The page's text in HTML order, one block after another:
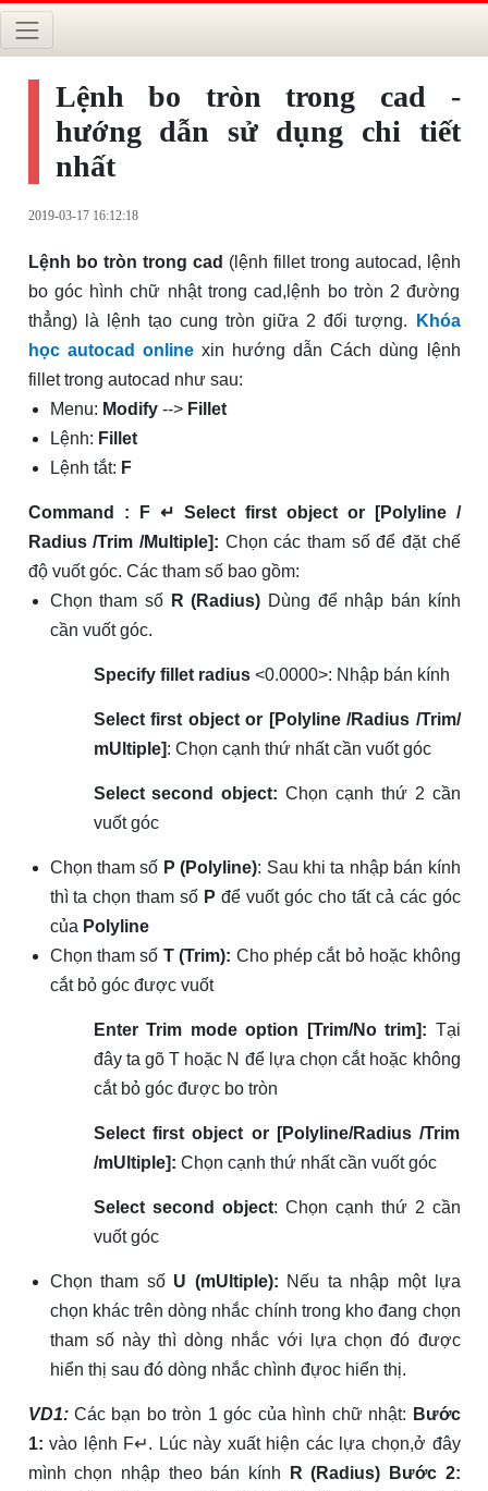
Lệnh bo tròn trong cad -
hướng dẫn sử dụng chi tiết
nhất
2019-03-17 16:12:18
Lệnh bo tròn trong cad (lệnh fillet trong autocad, lệnh
bo góc hình chữ nhật trong cad,lệnh bo tròn 2 đường
thẳng) là lệnh tạo cung tròn giữa 2 đối tượng.
Khóa
học autocad onlinexin hướng dẫn Cách dùng lệnh
fillet trong autocad như sau:
Menu: Modify--> Fillet
Lệnh: Fillet
Lệnh tắt: F
Command : F ↵ Select first object or [Polyline /
Radius /Trim /Multiple]: Chọn các tham số để đặt chế
độ vuốt góc. Các tham số bao gồm:
Chọn tham số R (Radius) Dùng để nhập bán kính
cần vuốt góc.
Specify fillet radius<0.0000>: Nhập bán kính
Select first object or [Polyline /Radius /Trim/
mUltiple]: Chọn cạnh thứ nhất cần vuốt góc
Select second object: Chọn cạnh thứ 2 cần
vuốt góc
Chọn tham số P (Polyline): Sau khi ta nhập bán kính
thì ta chọn tham số P để vuốt góc cho tất cả các góc
của Polyline
Chọn tham số T (Trim): Cho phép cắt bỏ hoặc không
cắt bỏ góc được vuốt
Enter Trim mode option [Trim/No trim]: Tại
đây ta gõ T hoặc N để lựa chọn cắt hoặc không
cắt bỏ góc được bo tròn
Select first object or [Polyline/Radius /Trim
/mUltiple]: Chọn cạnh thứ nhất cần vuốt góc
Select second object: Chọn cạnh thứ 2 cần
vuốt góc
Chọn tham số U (mUltiple): Nếu ta nhập một lựa
chọn khác trên dòng nhắc chính trong kho đang chọn
tham số này thì dòng nhắc với lựa chọn đó được
hiển thị sau đó dòng nhắc chình đựoc hiển thị.
VD1: Các bạn bo tròn 1 góc của hình chữ nhật: Bước
1: vào lệnh F↵. Lúc này xuất hiện các lựa chọn,ở đây
mình chọn nhập theo bán kính
R (Radius)
Bước 2: